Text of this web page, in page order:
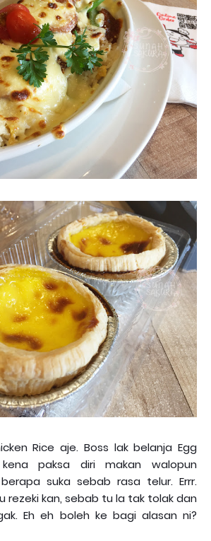
Rice aje. Boss lak belanja Egg
paksa diri makan walopun
suka sebab rasa telur. Errr.
rezeki kan, sebab tu la tak tolak dan
Eh eh boleh ke bagi alasan ni?